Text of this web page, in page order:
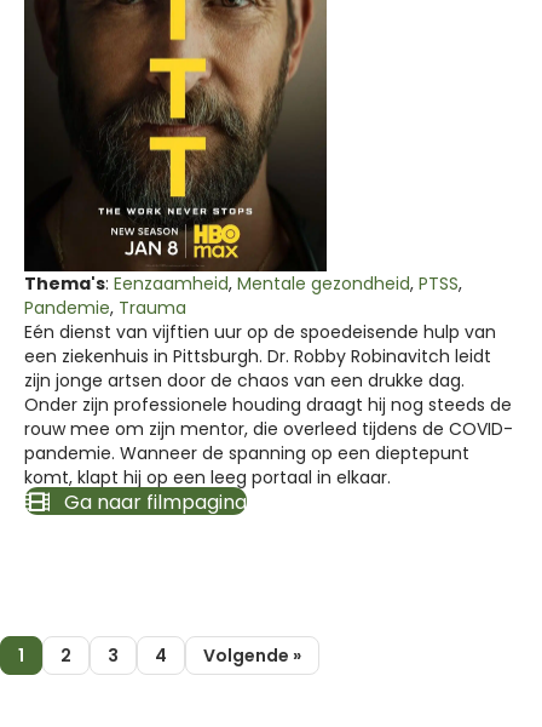
Thema's: Eenzaamheid, Mentale gezondheid, PTSS,
Pandemie, Trauma
Eén dienst van vijftien uur op de spoedeisende hulp van
een ziekenhuis in Pittsburgh. Dr. Robby Robinavitch leidt
zijn jonge artsen door de chaos van een drukke dag.
Onder zijn professionele houding draagt hij nog steeds de
rouw mee om zijn mentor, die overleed tijdens de COVID-
pandemie. Wanneer de spanning op een dieptepunt
komt, klapt hij op een leeg portaal in elkaar.
Ga naar filmpagina
1 2 3 4 Volgende »